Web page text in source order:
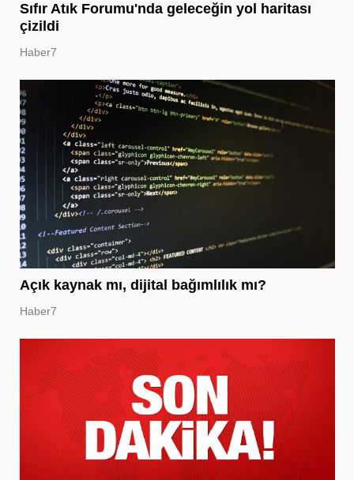
Sıfır Atık Forumu'nda geleceğin yol haritası
çizildi
Haber7
Açık kaynak mı, dijital bağımlılık mı?
Haber7